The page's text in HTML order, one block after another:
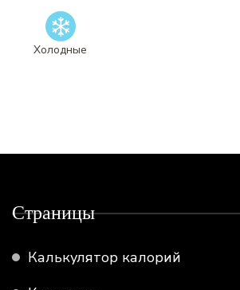
Холодные
Страницы
Калькулятор калорий